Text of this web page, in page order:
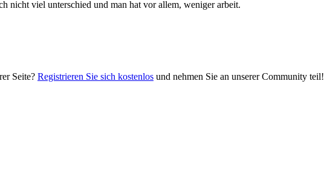
nicht viel unterschied und man hat vor allem, weniger arbeit.
Seite? Registrieren Sie sich kostenlos und nehmen Sie an unserer Community teil!